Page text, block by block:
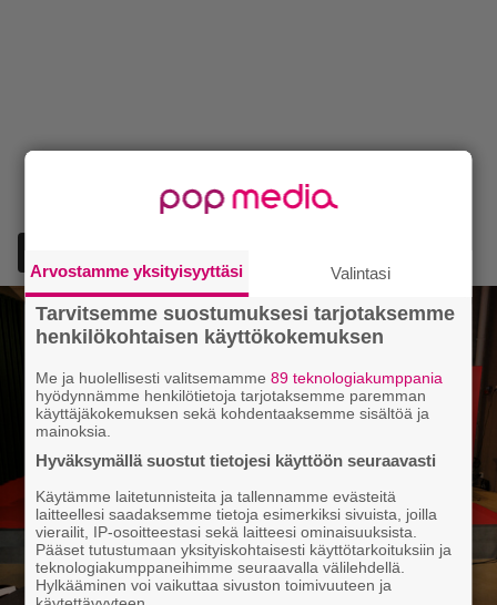
Arvostamme yksityisyyttäsi Valintasi
Tarvitsemme suostumuksesi tarjotaksemme
henkilökohtaisen käyttökokemuksen
Me ja huolellisesti valitsemamme89 teknologiakumppania
hyödynnämme henkilötietoja tarjotaksemme paremman
käyttäjäkokemuksen sekä kohdentaaksemme sisältöä ja
mainoksia.
Hyväksymällä suostut tietojesi käyttöön seuraavasti
Käytämme laitetunnisteita ja tallennamme evästeitä
laitteellesi saadaksemme tietoja esimerkiksi sivuista, joilla
vierailit, IP-osoitteestasi sekä laitteesi ominaisuuksista.
Pääset tutustumaan yksityiskohtaisesti käyttötarkoituksiin ja
teknologiakumppaneihimme seuraavalla välilehdellä.
Hylkääminen voi vaikuttaa sivuston toimivuuteen ja